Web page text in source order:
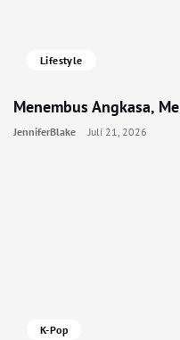
Lifestyle
Menembus Angkasa,
JenniferBlake Juli 21, 2026
K-Pop